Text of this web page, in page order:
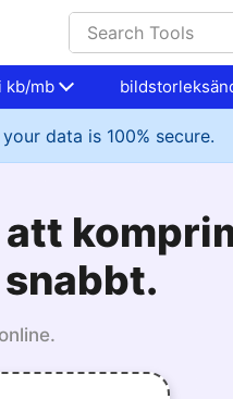
kb/mb
data is 100% secure.